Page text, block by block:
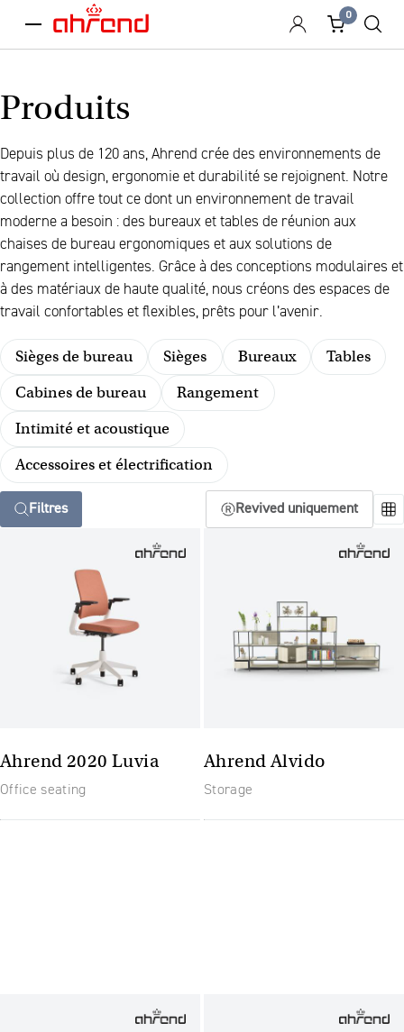
menu
0
Produits
Depuis plus de 120 ans, Ahrend crée des environnements de
travail où design, ergonomie et durabilité se rejoignent. Notre
collection offre tout ce dont un environnement de travail
moderne a besoin : des bureaux et tables de réunion aux
chaises de bureau ergonomiques et aux solutions de
rangement intelligentes. Grâce à des conceptions modulaires et
à des matériaux de haute qualité, nous créons des espaces de
travail confortables et flexibles, prêts pour l’avenir.
Sièges de bureau Sièges Bureaux
Tables
Cabines de bureau
Rangement
Intimité et acoustique
Accessoires et électrification
Filtres Revived uniquement
Ahrend 2020 Luvia
Office seating
Ahrend Alvido
Storage